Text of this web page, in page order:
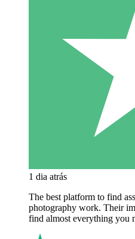
1 dia atrás
The best platform to find
photography work. Their
find almost everything you